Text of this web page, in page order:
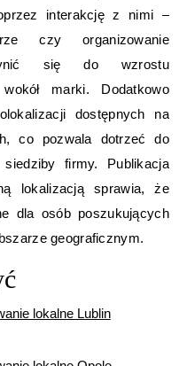
interakcję z nimi –
czy organizowanie
się do wzrostu
marki. Dodatkowo
dostępnych na
co pozwala dotrzeć do
firmy. Publikacja
lokalizacją sprawia, że
dla osób poszukujących
geograficznym.
lokalne Lublin